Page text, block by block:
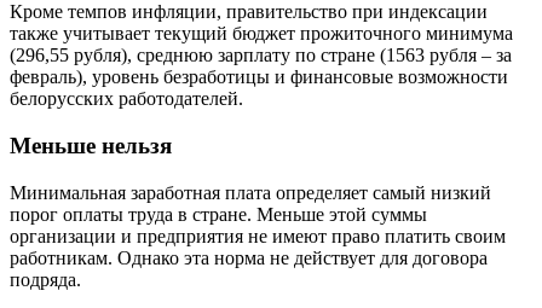
Кроме темпов инфляции, правительство при индексации
также учитывает текущий бюджет прожиточного минимума
(296,55 рубля), среднюю зарплату по стране (1563 рубля – за
февраль), уровень безработицы и финансовые возможности
белорусских работодателей.
Меньше нельзя
Минимальная заработная плата определяет самый низкий
порог оплаты труда в стране. Меньше этой суммы
организации и предприятия не имеют право платить своим
работникам. Однако эта норма не действует для договора
подряда.